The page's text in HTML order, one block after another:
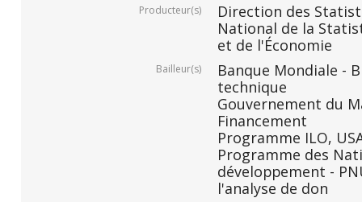
Producteur(s)
Direction des
National de la
et de l'Économie
Bailleur(s)
Banque Mondiale -
technique
Gouvernement du
Financement
Programme ILO,
Programme des
développement -
l'analyse de don